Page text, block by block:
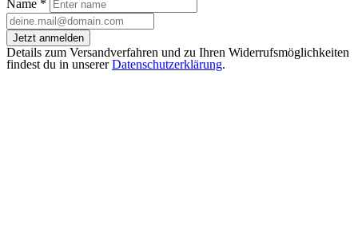
Name *
Jetzt anmelden
Details zum Versandverfahren und zu Ihren Widerrufsmöglichkeiten
findest du in unsererDatenschutzerklärung.